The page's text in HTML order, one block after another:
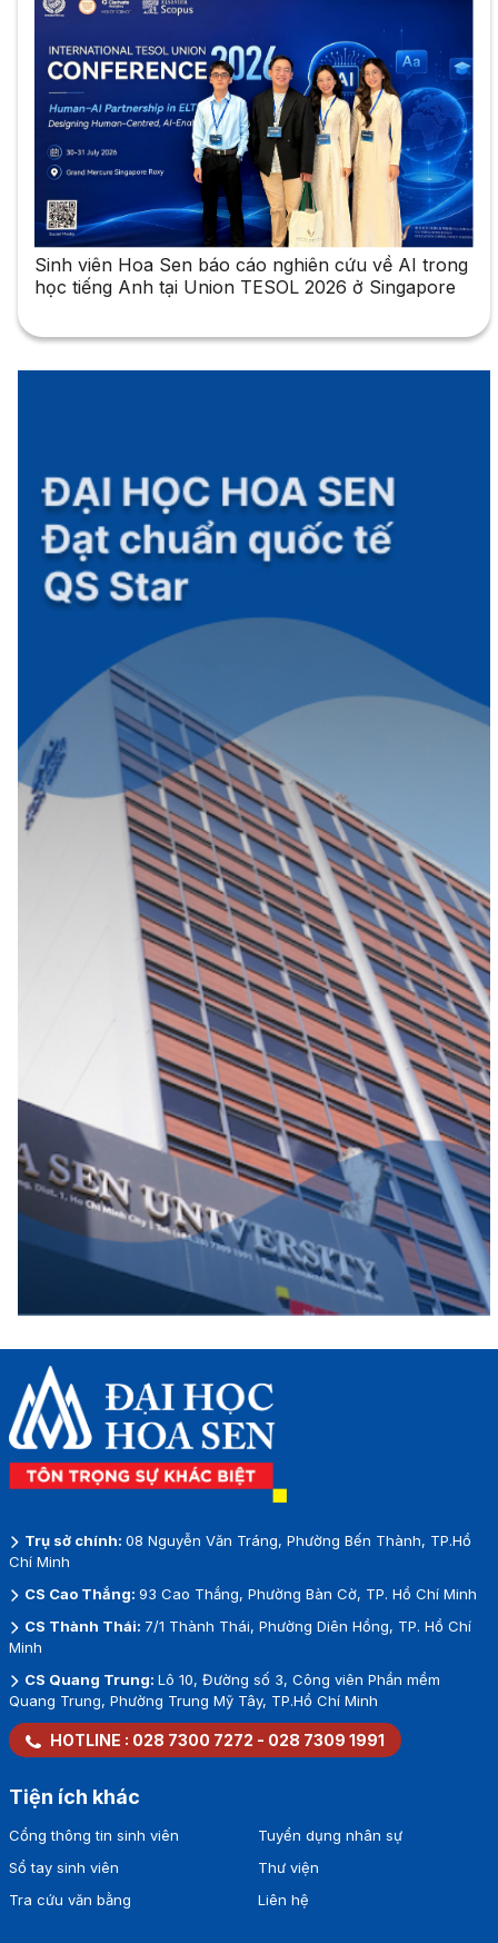
Sinh viên Hoa Sen báo cáo nghiên cứu về AI trong
học tiếng Anh tại Union TESOL 2026 ở Singapore
Trụ sở chính: 08 Nguyễn Văn Tráng, Phường Bến Thành, TP.Hồ
Chí Minh
CS Cao Thắng: 93 Cao Thắng, Phường Bàn Cờ, TP. Hồ Chí Minh
CS Thành Thái: 7/1 Thành Thái, Phường Diên Hồng, TP. Hồ Chí
Minh
CS Quang Trung: Lô 10, Đường số 3, Công viên Phần mềm
Quang Trung, Phường Trung Mỹ Tây, TP.Hồ Chí Minh
HOTLINE : 028 7300 7272 - 028 7309 1991
Tiện ích khác
Cổng thông tin sinh viên
Sổ tay sinh viên
Tra cứu văn bằng
Tuyển dụng nhân sự
Thư viện
Liên hệ